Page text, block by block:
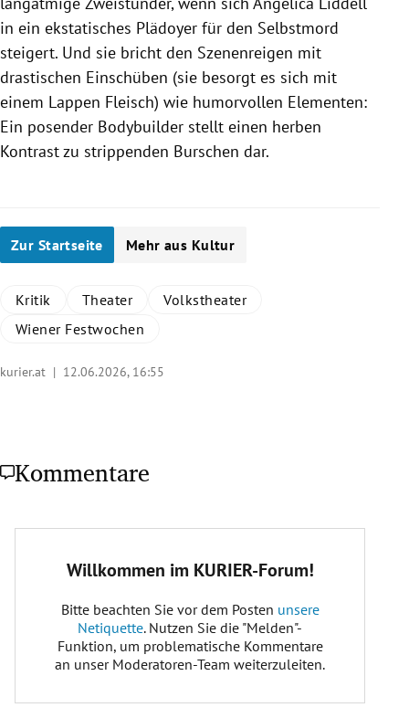
in ein ekstatisches Plädoyer für den Selbstmord
steigert. Und sie bricht den Szenenreigen mit
drastischen Einschüben (sie besorgt es sich mit
einem Lappen Fleisch) wie humorvollen Elementen:
Ein posender Bodybuilder stellt einen herben
Kontrast zu strippenden Burschen dar.
Zur Startseite Mehr aus Kultur
Kritik Theater
Volkstheater
Wiener Festwochen
kurier.at | 12.06.2026, 16:55
Kommentare